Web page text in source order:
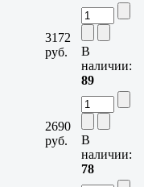
3172
руб.
В
наличии:
89
2690
руб.
В
наличии:
78